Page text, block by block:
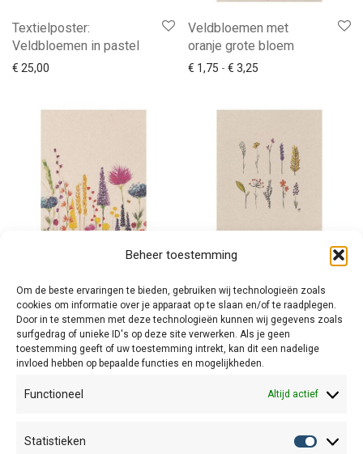
Beheer toestemming
Om de beste ervaringen te bieden, gebruiken wij technologieën zoals
cookies om informatie over je apparaat op te slaan en/of te raadplegen.
Door in te stemmen met deze technologieën kunnen wij gegevens zoals
surfgedrag of unieke ID's op deze site verwerken. Als je geen
toestemming geeft of uw toestemming intrekt, kan dit een nadelige
invloed hebben op bepaalde functies en mogelijkheden.
Functioneel Altijd actief
Statistieken
Textielposter:
Veldbloemen in pastel
€ 25,00
Veldbloemen met
oranje grote bloem
€ 1,75 - € 3,25
Veldbloemen met roze
grote bloem
€1,75
Tien bloemetjes
€ 1,75